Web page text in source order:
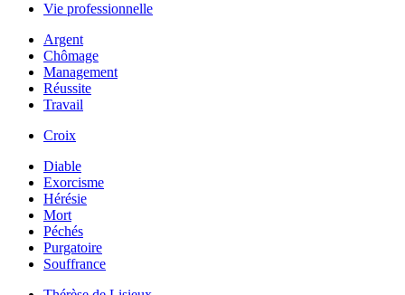
Vie professionnelle
Argent
Chômage
Management
Réussite
Travail
Croix
Diable
Exorcisme
Hérésie
Mort
Péchés
Purgatoire
Souffrance